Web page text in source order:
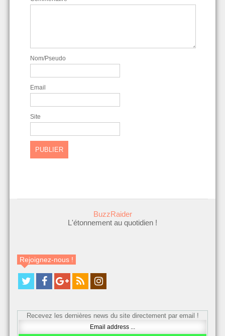
Nom/Pseudo
Email
Site
BuzzRaider
L'étonnement au quotidien !
Rejoignez-nous !
Recevez les dernières news du site directement par email !